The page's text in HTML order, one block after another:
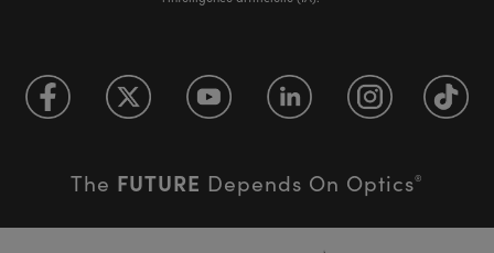
The FUTURE Depends On Optics®